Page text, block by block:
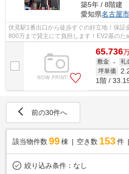
築5年 / 8階建
愛知県名古屋
伏見駅1番出口から徒歩すぐの好立地！保証
800万まで貸主にて負担します！EV2基のた
65.736
敷金 - 礼
坪単価
1階 /
前の30件へ
該当物件数 99棟 空き数 153 件
絞り込み条件： なし